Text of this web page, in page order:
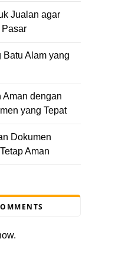
Jualan agar
Batu Alam yang
Aman dengan
yang Tepat
Dokumen
Aman